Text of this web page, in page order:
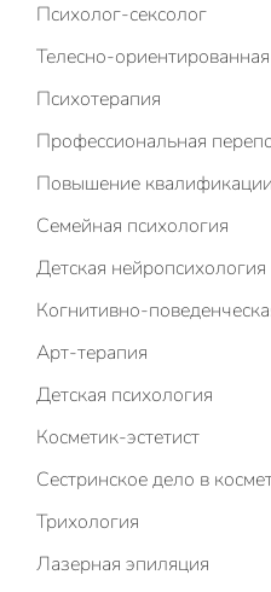
Психолог-сексолог
Телесно-
Психотерапия
Профессиональная
Повышение
Семейная психология
Детская нейропсихология
Когнитивно-
Арт-терапия
Детская психология
Косметик-эстетист
Сестринское дело в
Трихология
Лазерная эпиляция